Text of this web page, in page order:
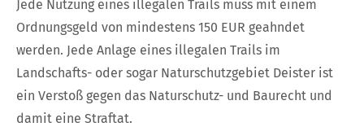
Jede Nutzung eines illegalen Trails muss mit einem
Ordnungsgeld von mindestens 150 EUR geahndet
werden. Jede Anlage eines illegalen Trails im
Landschafts- oder sogar Naturschutzgebiet Deister ist
ein Verstoß gegen das Naturschutz- und Baurecht und
damit eine Straftat.